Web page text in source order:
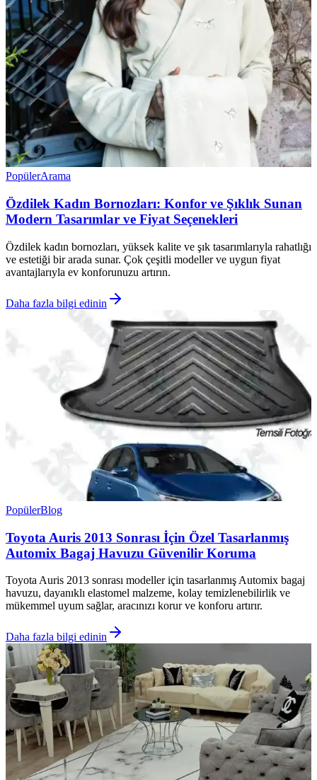
PopülerArama
Özdilek Kadın Bornozları: Konfor ve Şıklık Sunan
Modern Tasarımlar ve Fiyat Seçenekleri
Özdilek kadın bornozları, yüksek kalite ve şık tasarımlarıyla rahatlığı
ve estetiği bir arada sunar. Çok çeşitli modeller ve uygun fiyat
avantajlarıyla ev konforunuzu artırın.
Daha fazla bilgi edinin
PopülerBlog
Toyota Auris 2013 Sonrası İçin Özel Tasarlanmış
Automix Bagaj Havuzu Güvenilir Koruma
Toyota Auris 2013 sonrası modeller için tasarlanmış Automix bagaj
havuzu, dayanıklı elastomel malzeme, kolay temizlenebilirlik ve
mükemmel uyum sağlar, aracınızı korur ve konforu artırır.
Daha fazla bilgi edinin